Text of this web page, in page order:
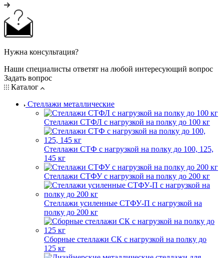
Нужна консультация?
Наши специалисты ответят на любой интересующий вопрос
Задать вопрос
Каталог
Стеллажи металлические
Стеллажи СТФЛ с нагрузкой на полку до 100 кг
Стеллажи СТФ с нагрузкой на полку до 100, 125,
145 кг
Стеллажи СТФУ с нагрузкой на полку до 200 кг
Стеллажи усиленные СТФУ-П с нагрузкой на
полку до 200 кг
Сборные стеллажи СК с нагрузкой на полку до
125 кг